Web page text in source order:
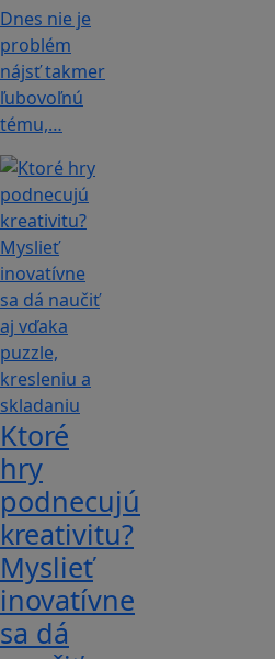
Dnes nie je
problém
nájsť takmer
ľubovoľnú
tému,…
Ktoré
hry
podnecujú
kreativitu?
Myslieť
inovatívne
sa dá